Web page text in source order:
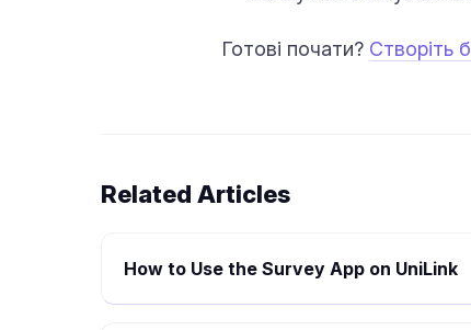
Готові почати? Створіть
Related Articles
How to Use the Survey App on UniLink